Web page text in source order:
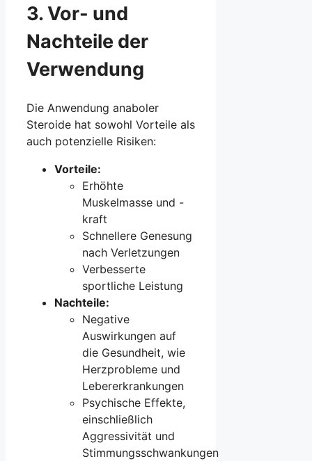
3. Vor- und
Nachteile der
Verwendung
Die Anwendung anaboler
Steroide hat sowohl Vorteile als
auch potenzielle Risiken:
Vorteile:
Erhöhte
Muskelmasse und -
kraft
Schnellere Genesung
nach Verletzungen
Verbesserte
sportliche Leistung
Nachteile:
Negative
Auswirkungen auf
die Gesundheit, wie
Herzprobleme und
Lebererkrankungen
Psychische Effekte,
einschließlich
Aggressivität und
Stimmungsschwankungen